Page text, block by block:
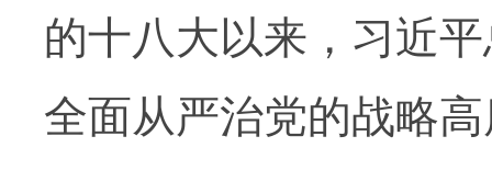
的十八大以来，习近
全面从严治党的战略